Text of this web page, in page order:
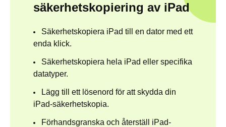
säkerhetskopiering av iPad
Säkerhetskopiera iPad till en dator med ett
enda klick.
Säkerhetskopiera hela iPad eller specifika
datatyper.
Lägg till ett lösenord för att skydda din
iPad-säkerhetskopia.
Förhandsgranska och återställ iPad-